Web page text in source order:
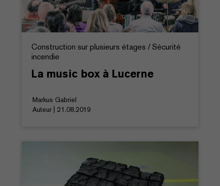
Construction sur plusieurs étages / Sécurité
incendie
La music box à Lucerne
Markus Gabriel
Auteur | 21.08.2019